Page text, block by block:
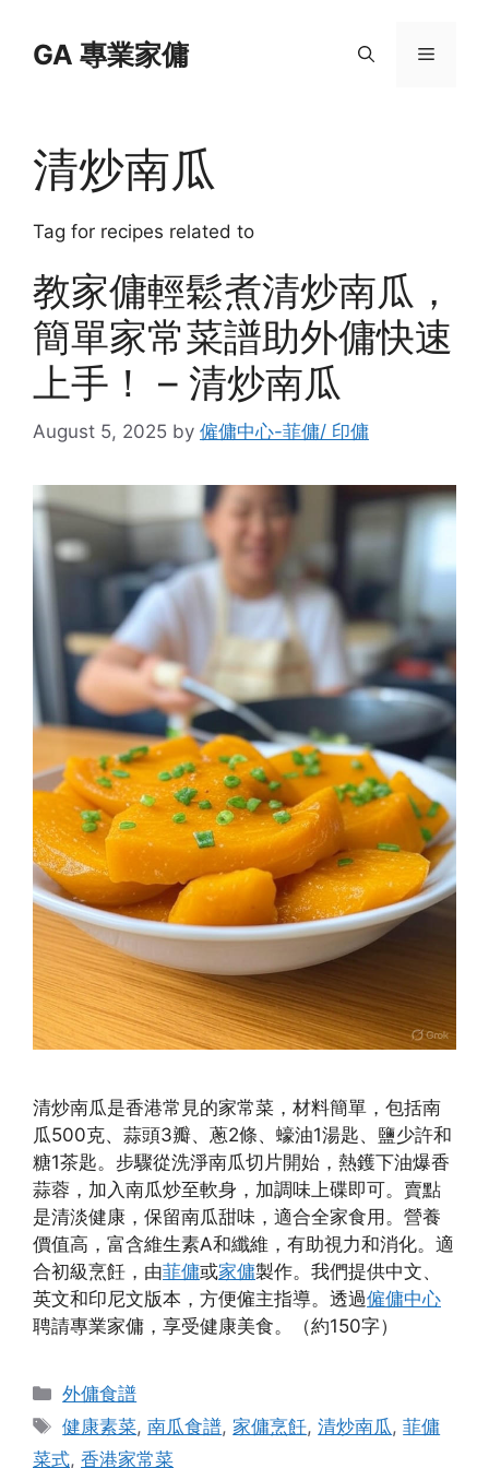
contentGA 專業家傭 Menu
清炒南瓜
Tag for recipes related to
教家傭輕鬆煮清炒南瓜，
簡單家常菜譜助外傭快速
上手！ – 清炒南瓜
August 5, 2025 by 僱傭中心-菲傭/ 印傭
清炒南瓜是香港常見的家常菜，材料簡單，包括南
瓜500克、蒜頭3瓣、蔥2條、蠔油1湯匙、鹽少許和
糖1茶匙。步驟從洗淨南瓜切片開始，熱鑊下油爆香
蒜蓉，加入南瓜炒至軟身，加調味上碟即可。賣點
是清淡健康，保留南瓜甜味，適合全家食用。營養
價值高，富含維生素A和纖維，有助視力和消化。適
合初級烹飪，由菲傭或家傭製作。我們提供中文、
英文和印尼文版本，方便僱主指導。透過僱傭中心
聘請專業家傭，享受健康美食。（約150字）
Categories
外傭食譜
Tags
健康素菜,南瓜食譜, 家傭烹飪,清炒南瓜 ,菲傭
菜式, 香港家常菜